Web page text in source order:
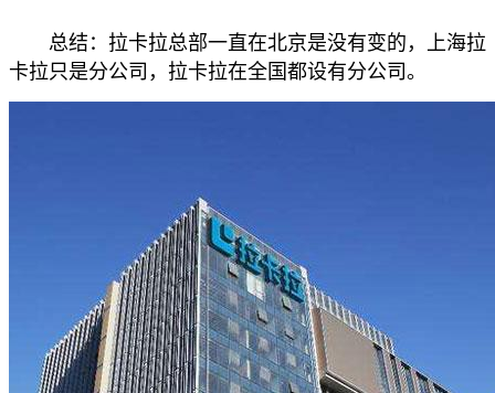
总结：拉卡拉总部一直在北京是没有变的，上海拉
卡拉只是分公司，拉卡拉在全国都设有分公司。